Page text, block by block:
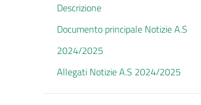
Descrizione
Documento principale Notizie A.S
2024/2025
Allegati Notizie A.S 2024/2025